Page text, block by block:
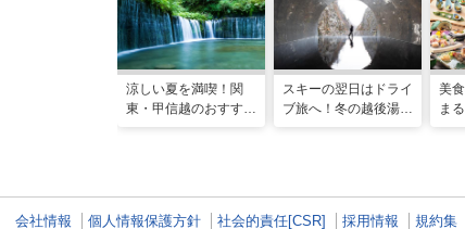
涼しい夏を満喫！関
東・甲信越のおすすめ
スキーの翌日はドライ
ブ旅へ！冬の越後湯沢
美
ま
会社情報 個人情報保護方針 社会的責任[CSR] 採用情報 規約集